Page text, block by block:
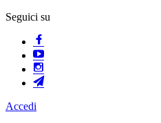
Seguici su
Accedi